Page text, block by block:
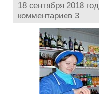
18 сентября 2018
комментариев 3